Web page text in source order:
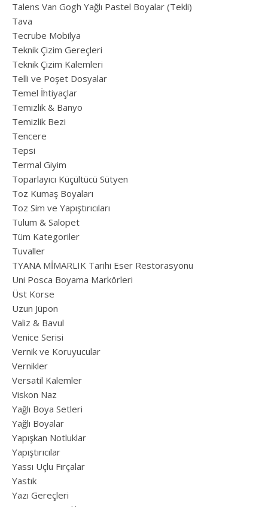
Talens Van Gogh Yağlı Pastel Boyalar (Tekli)
Tava
Tecrube Mobilya
Teknik Çizim Gereçleri
Teknik Çizim Kalemleri
Telli ve Poşet Dosyalar
Temel İhtiyaçlar
Temizlik & Banyo
Temizlik Bezi
Tencere
Tepsi
Termal Giyim
Toparlayıcı Küçültücü Sütyen
Toz Kumaş Boyaları
Toz Sim ve Yapıştırıcıları
Tulum & Salopet
Tüm Kategoriler
Tuvaller
TYANA MİMARLIK Tarihi Eser Restorasyonu
Uni Posca Boyama Markörleri
Üst Korse
Uzun Jüpon
Valiz & Bavul
Venice Serisi
Vernik ve Koruyucular
Vernikler
Versatil Kalemler
Viskon Naz
Yağlı Boya Setleri
Yağlı Boyalar
Yapışkan Notluklar
Yapıştırıcılar
Yassı Uçlu Fırçalar
Yastık
Yazı Gereçleri